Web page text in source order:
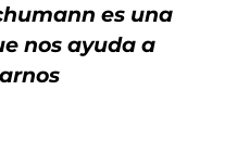
es una
nos ayuda a